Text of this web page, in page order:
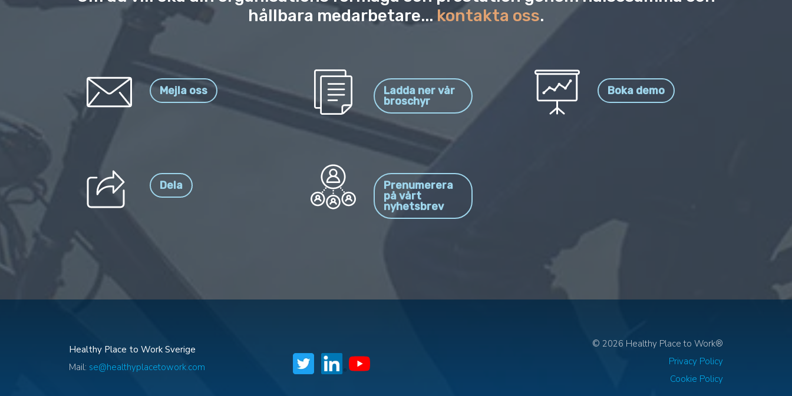
hållbara medarbetare... kontakta oss.
Mejla oss
Ladda ner vår
broschyr
Boka demo
Dela
Prenumerera
på vårt
nyhetsbrev
Healthy Place to Work Sverige
Mail: se@healthyplacetowork.com
© 2026 Healthy Place to Work®
Privacy Policy
Cookie Policy